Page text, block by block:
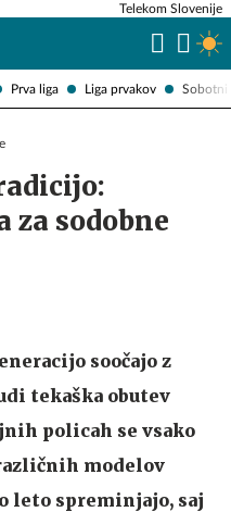
Prva liga Liga prvakov Sobotni
Telekom Slovenije
za sodobne
soočajo z
tekaška obutev
policah se vsako
modelov
leto spreminjajo, saj